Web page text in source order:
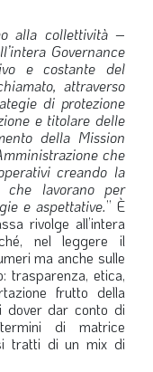
alla collettività–
Governance
e costante del
attraverso
di protezione
e titolare delle
della Mission
che
creando la
lavorano per
e aspettative.” È
rivolge all’intera
nel leggere il
ma anche sulle
trasparenza, etica,
frutto della
dover dar conto di
di matrice
tratti di un mix di